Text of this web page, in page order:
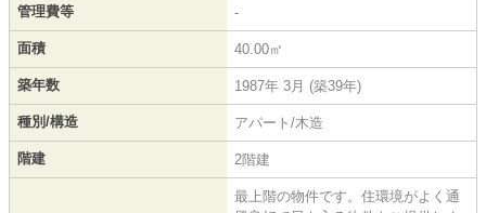
管理費等 -
面積 40.00㎡
築年数 1987年 3月 (築39年)
種別/構造 アパート/木造
階建 2階建
最上階の物件です。住環境がよく通